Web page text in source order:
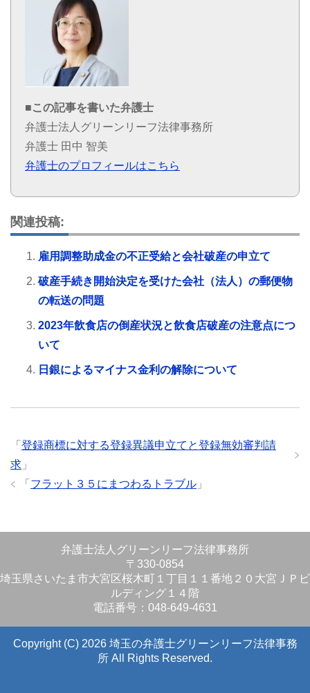
■この記事を書いた弁護士
弁護士法人グリーンリーフ法律事務所
弁護士 田中 智美
弁護士のプロフィールはこちら
関連投稿:
雇用調整助成金の不正受給と会社破産の申立て
破産手続き開始決定を受けた会社（法人）の郵便物
の転送の問題
2023年飲食店の倒産状況と飲食店破産の注意点につ
いて
日銀によるマイナス金利の解除について
「 登録商標に対する登録異議申立てと登録無効審判請
求 」
「 フラット３５にまつわるトラブル 」
弁護士法人グリーンリーフ法律事務所
〒330-0854
埼玉県さいたま市大宮区桜木町１丁目１１番地２０大宮ＪＰビ
ルディング１４階
電話番号：048-649-4631
Copyright (C) 2026 埼玉の弁護士グリーンリーフ法律事務
所 All Rights Reserved.